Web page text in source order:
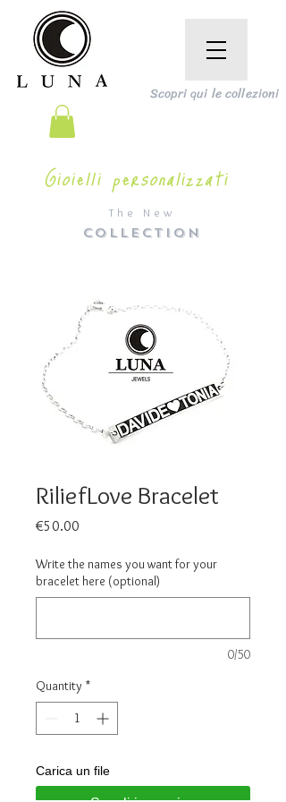
The New
COLLECTION
Scopri qui le collezioni
Gioielli personalizzati
RiliefLove Bracelet
€50.00
Write the names you want for your
bracelet here (optional)
0/50
Quantity *
Carica un file